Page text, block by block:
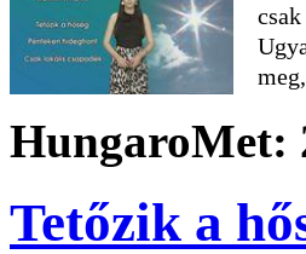
HungaroMet:
Tetőzik a